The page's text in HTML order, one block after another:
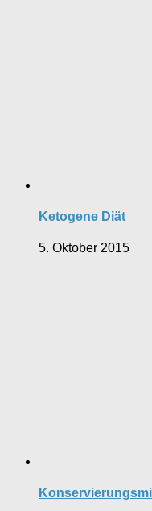
Ketogene Diät
5. Oktober 2015